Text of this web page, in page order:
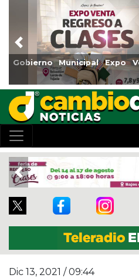
Reabrirá Coatzacoalcos la
Centro
Previous
Previous
Dic 13, 2021 / 09:44